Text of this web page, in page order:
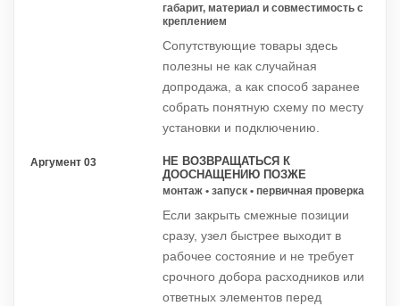
габарит, материал и совместимость с
креплением
Сопутствующие товары здесь
полезны не как случайная
допродажа, а как способ заранее
собрать понятную схему по месту
установки и подключению.
Аргумент 03
НЕ ВОЗВРАЩАТЬСЯ К
ДООСНАЩЕНИЮ ПОЗЖЕ
монтаж • запуск • первичная проверка
Если закрыть смежные позиции
сразу, узел быстрее выходит в
рабочее состояние и не требует
срочного добора расходников или
ответных элементов перед